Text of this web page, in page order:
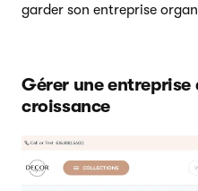
garder son entreprise
Gérer une entreprise
croissance